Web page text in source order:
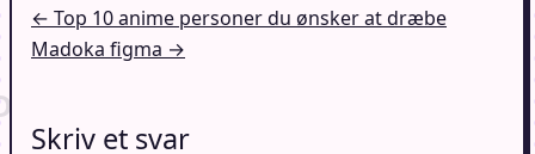
Indlægsnavigation
← Top 10 anime personer du ønsker at dræbe
Madoka figma →
Skriv et svar